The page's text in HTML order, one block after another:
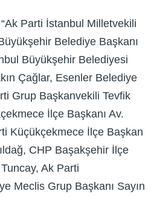
Parti İstanbul Milletvekili
Belediye Başkanı
Büyükşehir Belediyesi
Çağlar, Esenler Belediye
Grup Başkanvekili Tevfik
İlçe Başkanı Av.
Küçükçekmece İlçe Başkan
CHP Başakşehir İlçe
Ak Parti
Meclis Grup Başkanı Sayın